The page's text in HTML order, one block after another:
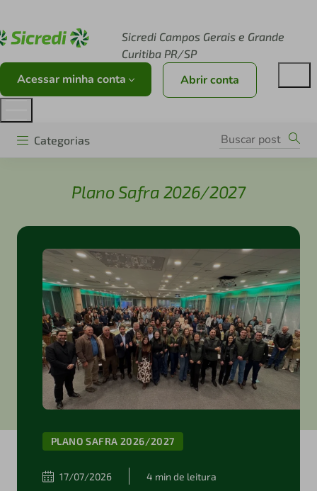
Sicredi Campos Gerais e Grande
Curitiba PR/SP
Acessar minha conta Abrir conta
Categorias
Plano Safra 2026/2027
PLANO SAFRA 2026/2027
17/07/2026 4 min de leitura